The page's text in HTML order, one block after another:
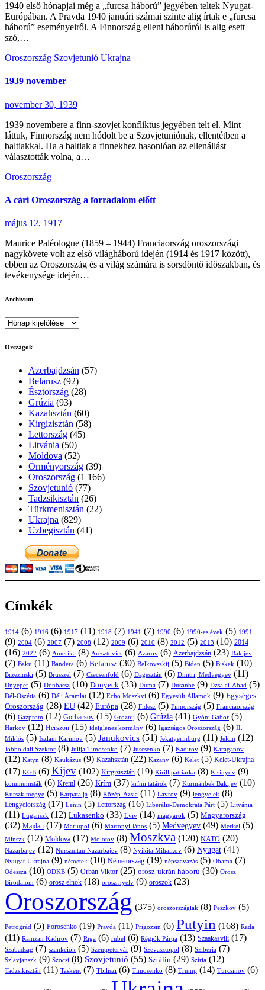
1940 első hónapjai még a „furcsa háború” jegyében teltek Nyugat-
Európában. A Pravda 1940 januári számai szinte alig írtak e „furcsa
háború” eseményeiről. A Finnország elleni háborúról is alig esett
szó,…
Oroszország Szovjetunió Ukrajna
1939 november
november 30, 1939
1939 novembere a finn-szovjet konfliktus jegyében telt el. Mint
láttuk, Finnország nem hódolt be a Szovjetuniónak, ellentétben a
baltiakkal. Ha a baltiak a finnekhez hasonlóan az ellenállást
választották volna, a…
Oroszország
A cári Oroszország a forradalom előtt
május 12, 1917
Maurice Paléologue (1859 – 1944) Franciaország oroszországi
nagykövete volt az első világháború idején (1914 és 1917 között),
ebben az Oroszország és a világ számára is sorsdöntő időszakban, és
tevékenysége idején…
Archívum
Archívum
Országok
Azerbajdzsán (57)
Belarusz (92)
Észtország (28)
Grúzia (93)
Kazahsztán (60)
Kirgizisztán (58)
Lettország (45)
Litvánia (50)
Moldova (52)
Örményország (39)
Oroszország (1 166)
Szovjetunió (77)
Tadzsikisztán (26)
Türkmenisztán (22)
Ukrajna (829)
Üzbegisztán (41)
Címkék
1914 (6) 1916 (6) 1917 (11) 1918 (7) 1941 (7) 1990 (6) 1990-es évek (5) 1991
(9) 2004 (6) 2007 (7) 2008 (12) 2009 (6) 2010 (8) 2012 (5) 2013 (10) 2014
(16) 2022 (6) Amerika (8) Aresztovics (6) Azarov (6) Azerbajdzsán (23) Bakijev
(7) Baku (11) Bandera (6) Belarusz (30) Belkovszkij (5) Biden (5) Biskek (10)
Brzezinski (5) Brüsszel (7) Csecsenföld (6) Dagesztán (6) Dmitrij Medvegyev (11)
Dnyeper (5) Donbassz (10) Donyeck (33) Duma (7) Dusanbe (9) Dzsalal-Abad (5)
Dél-Oszétia (6) Déli Áramlat (12) Echo Moszkvi (6) Egyesült Államok (9) Egységes
Oroszország (28) EU (42) Európa (28) Fidesz (5) Finnország (5) Franciaország
(6) Gazprom (12) Gorbacsov (15) Groznij (6) Grúzia (41) Gyóni Gábor (5)
Harkov (12) Herszon (15) ideiglenes kormány (6) Igazságos Oroszország (6) II.
Miklós (5) Iszlam Karimov (5) Janukovics (51) Jekatyerinburg (11) Jelcin (12)
Jobboldali Szektor (8) Julija Timosenko (7) Juscsenko (7) Kadirov (9) Karaganov
(12) Katyn (8) Kaukázus (9) Kazahsztán (22) Kazany (6) Kelet (5) Kelet-Ukrajna
(17) KGB (6) Kijev (102) Kirgizisztán (19) Kirill pátriárka (8) Kisinyov (9)
kommunisták (6) Kreml (26) Krím (37) krími tatárok (7) Kurmanbek Bakijev (10)
Kurszk megye (5) Kárpátalja (8) Közép-Ázsia (11) Lavrov (9) lengyelek (8)
Lengyelország (17) Lenin (5) Lettország (16) Liberális-Demokrata Párt (5) Litvánia
(11) Luganszk (12) Lukasenko (33) Lviv (14) magyarok (5) Magyarország
(32) Majdan (17) Mariupol (6) Martonyi János (5) Medvegyev (49) Merkel (5)
Minszk (12) Moldova (17) Molotov (8) Moszkva (120) NATO (20)
Nazarbajev (12) Nurszultan Nazarbajev (8) Nyikita Mihalkov (6) Nyugat (41)
Nyugat-Ukrajna (9) németek (10) Németország (19) népszavazás (5) Obama (7)
Odessza (10) ODKB (5) Orbán Viktor (25) orosz-ukrán háború (30) Orosz
Birodalom (6) orosz elnök (18) orosz nyelv (9) oroszok (23)
Oroszország (375) oroszországiak (8) Peszkov (5)
Petrográd (5) Porosenko (19) Pravda (11) Prigozsin (6) Putyin (168) Rada
(11) Ramzan Kadirov (7) Riga (6) rubel (6) Régiók Pártja (13) Szaakasvili (17)
Szabadság (7) szankciók (5) Szentpétervár (9) Szevasztopol (8) Szibéria (7)
Szlavjanszk (9) Szocsi (8) Szovjetunió (55) Sztálin (29) Szíria (12)
Tadzsikisztán (11) Taskent (7) Tbiliszi (6) Timosenko (8) Trump (14) Turcsinov (6)